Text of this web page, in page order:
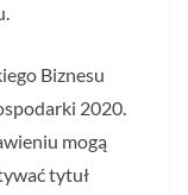
Biznesu
2020.
mogą
tytuł